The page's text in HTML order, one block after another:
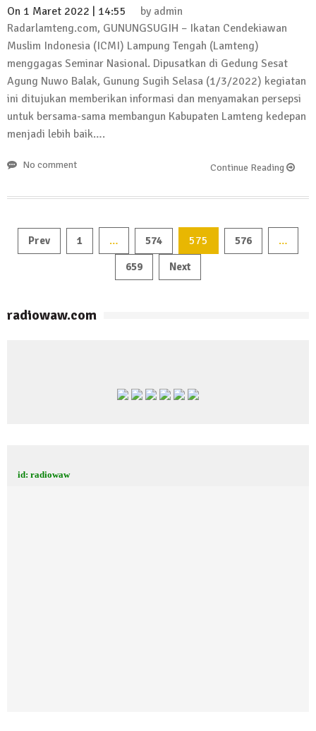
On 1 Maret 2022 | 14:55 by admin
Radarlamteng.com, GUNUNGSUGIH – Ikatan Cendekiawan
Muslim Indonesia (ICMI) Lampung Tengah (Lamteng)
menggagas Seminar Nasional. Dipusatkan di Gedung Sesat
Agung Nuwo Balak, Gunung Sugih Selasa (1/3/2022) kegiatan
ini ditujukan memberikan informasi dan menyamakan persepsi
untuk bersama-sama membangun Kabupaten Lamteng kedepan
menjadi lebih baik….
No comment Continue Reading
Navigasi
Prev 1 … 574 575 576 …
659 Next
radiowaw.com
id: radiowaw